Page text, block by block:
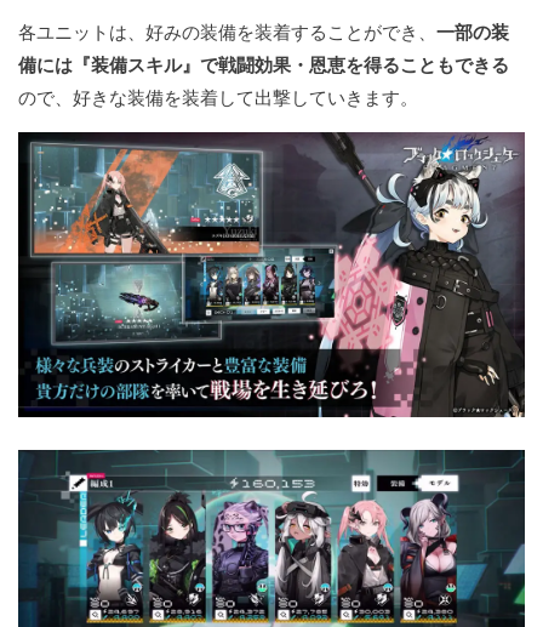
各ユニットは、好みの装備を装着することができ、 一部の装
備には『装備スキル』で戦闘効果・恩恵を得ることもできる
ので、好きな装備を装着して出撃していきます。